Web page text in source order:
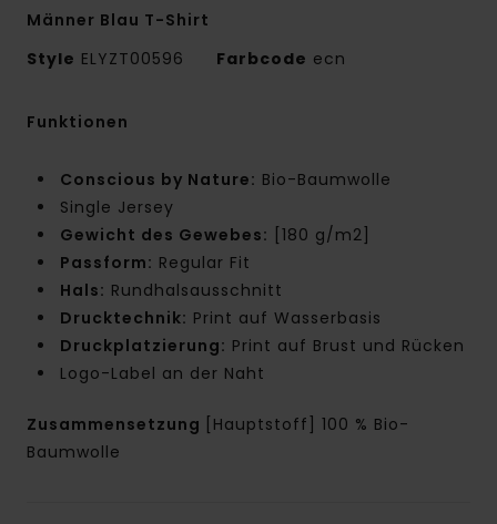
Männer Blau T-Shirt
Style ELYZT00596 Farbcode ecn
Funktionen
Conscious by Nature: Bio-Baumwolle
Single Jersey
Gewicht des Gewebes: [180 g/m2]
Passform: Regular Fit
Hals: Rundhalsausschnitt
Drucktechnik: Print auf Wasserbasis
Druckplatzierung: Print auf Brust und Rücken
Logo-Label an der Naht
Zusammensetzung
[Hauptstoff] 100 % Bio-
Baumwolle